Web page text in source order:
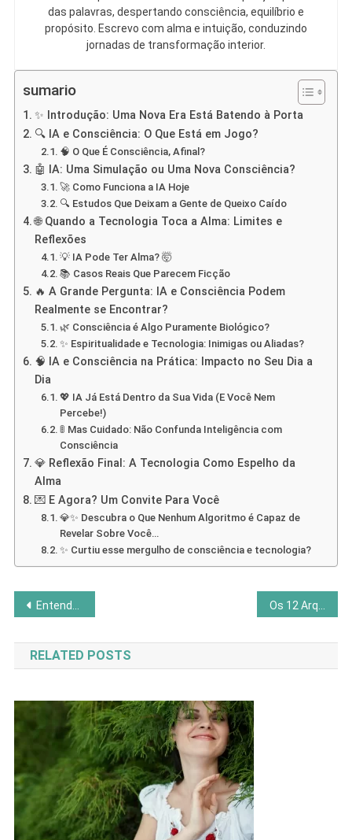
das palavras, despertando consciência, equilíbrio e
propósito. Escrevo com alma e intuição, conduzindo
jornadas de transformação interior.
sumario
✨ Introdução: Uma Nova Era Está Batendo à Porta
🔍 IA e Consciência: O Que Está em Jogo?
🧠 O Que É Consciência, Afinal?
🤖 IA: Uma Simulação ou Uma Nova Consciência?
🚀 Como Funciona a IA Hoje
🔍 Estudos Que Deixam a Gente de Queixo Caído
🌐 Quando a Tecnologia Toca a Alma: Limites e
Reflexões
💡 IA Pode Ter Alma? 🤯
📚 Casos Reais Que Parecem Ficção
🔥 A Grande Pergunta: IA e Consciência Podem
Realmente se Encontrar?
🌿 Consciência é Algo Puramente Biológico?
✨ Espiritualidade e Tecnologia: Inimigas ou Aliadas?
🧠 IA e Consciência na Prática: Impacto no Seu Dia a
Dia
💖 IA Já Está Dentro da Sua Vida (E Você Nem
Percebe!)
🚦 Mas Cuidado: Não Confunda Inteligência com
Consciência
💎 Reflexão Final: A Tecnologia Como Espelho da
Alma
💌 E Agora? Um Convite Para Você
💎✨ Descubra o Que Nenhum Algoritmo é Capaz de
Revelar Sobre Você…
✨ Curtiu esse mergulho de consciência e tecnologia?
Navegação
de
Post
Entenda os Campos Morfogenéticos na Constelação Familiar Os 12 Arquétipos de Jung: Descubra o Seu e Transforme Sua Vida
RELATED POSTS